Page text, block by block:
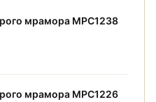
Памятник из серого мрамора МРС1238
Памятник из серого мрамора МРС1226